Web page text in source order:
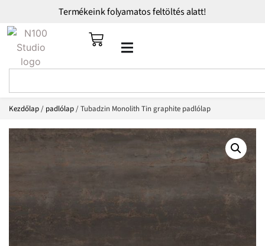
Termékeink folyamatos feltöltés alatt!
Kezdőlap/ padlólap/ Tubadzin Monolith Tin graphite padlólap